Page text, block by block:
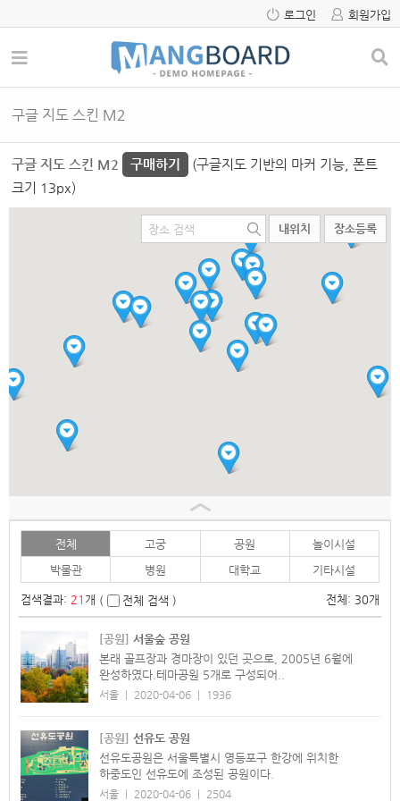
로그인 회원가입
구글 지도 스킨 M2
구글 지도 스킨 M2 구매하기
(구글지도 기반의 마커 기능, 폰트
크기 13px)
내위치 장소등록
전체 고궁 공원
놀이시설
박물관
병원 대학교 기타시설
검색결과: 21 개 ( 전체 검색 ) 전체: 30개
[공원] 서울숲 공원
본래 골프장과 경마장이 있던 곳으로, 2005년 6월에
완성하였다.테마공원 5개로 구성되어..
서울 2020-04-06 1936
[공원] 선유도 공원
선유도공원은 서울특별시 영등포구 한강에 위치한
하중도인 선유도에 조성된 공원이다.
서울 2020-04-06 2504